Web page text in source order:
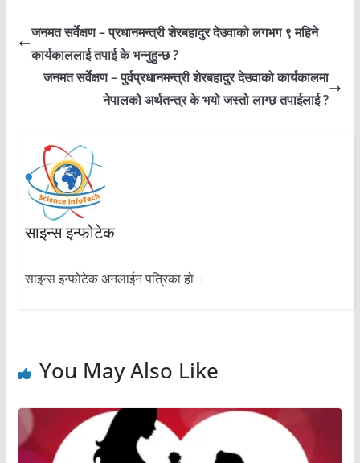
जनमत सर्वेक्षण – प्रधानमन्त्री शेरबहादुर देउवाको लगभग ९ महिने
कार्यकाललाई तपाई के भन्नुहुन्छ ?
जनमत सर्वेक्षण – पुर्वप्रधानमन्त्री शेरबहादुर देउवाको कार्यकालमा
नेपालको अर्थतन्त्र के भयो जस्तो लाग्छ तपाईलाई ?
साइन्स इन्फोटेक
साइन्स इन्फोटेक अनलाईन पत्रिका हो ।
You May Also Like